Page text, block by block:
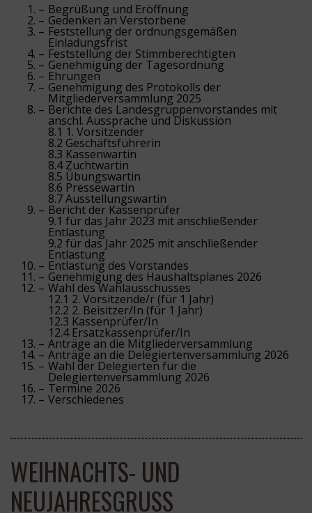
Begrüßung und Eröffnung
Gedenken an Verstorbene
Feststellung der ordnungsgemäßen
Einladungsfrist
Feststellung der Stimmberechtigten
Genehmigung der Tagesordnung
Ehrungen
Genehmigung des Protokolls der
Mitgliederversammlung 2025
Berichte des Landesgruppenvorstandes mit
anschl. Aussprache und Diskussion
8.1 1. Vorsitzender
8.2 Geschäftsführerin
8.3 Kassenwartin
8.4 Zuchtwartin
8.5 Übungswartin
8.6 Pressewartin
8.7 Ausstellungswartin
Bericht der Kassenprüfer
9.1 für das Jahr 2023 mit anschließender
Entlastung
9.2 für das Jahr 2025 mit anschließender
Entlastung
Entlastung des Vorstandes
Genehmigung des Haushaltsplanes 2026
Wahl des Wahlausschusses
12.1 2. Vorsitzende/r (für 1 Jahr)
12.2 2. Beisitzer/In (für 1 Jahr)
12.3 Kassenprüfer/In
12.4 Ersatzkassenprüfer/In
Anträge an die Mitgliederversammlung
Anträge an die Delegiertenversammlung 2026
Wahl der Delegierten für die
Delegiertenversammlung 2026
Termine 2026
Verschiedenes
WEIHNACHTS- UND
NEUJAHRESGRUSS